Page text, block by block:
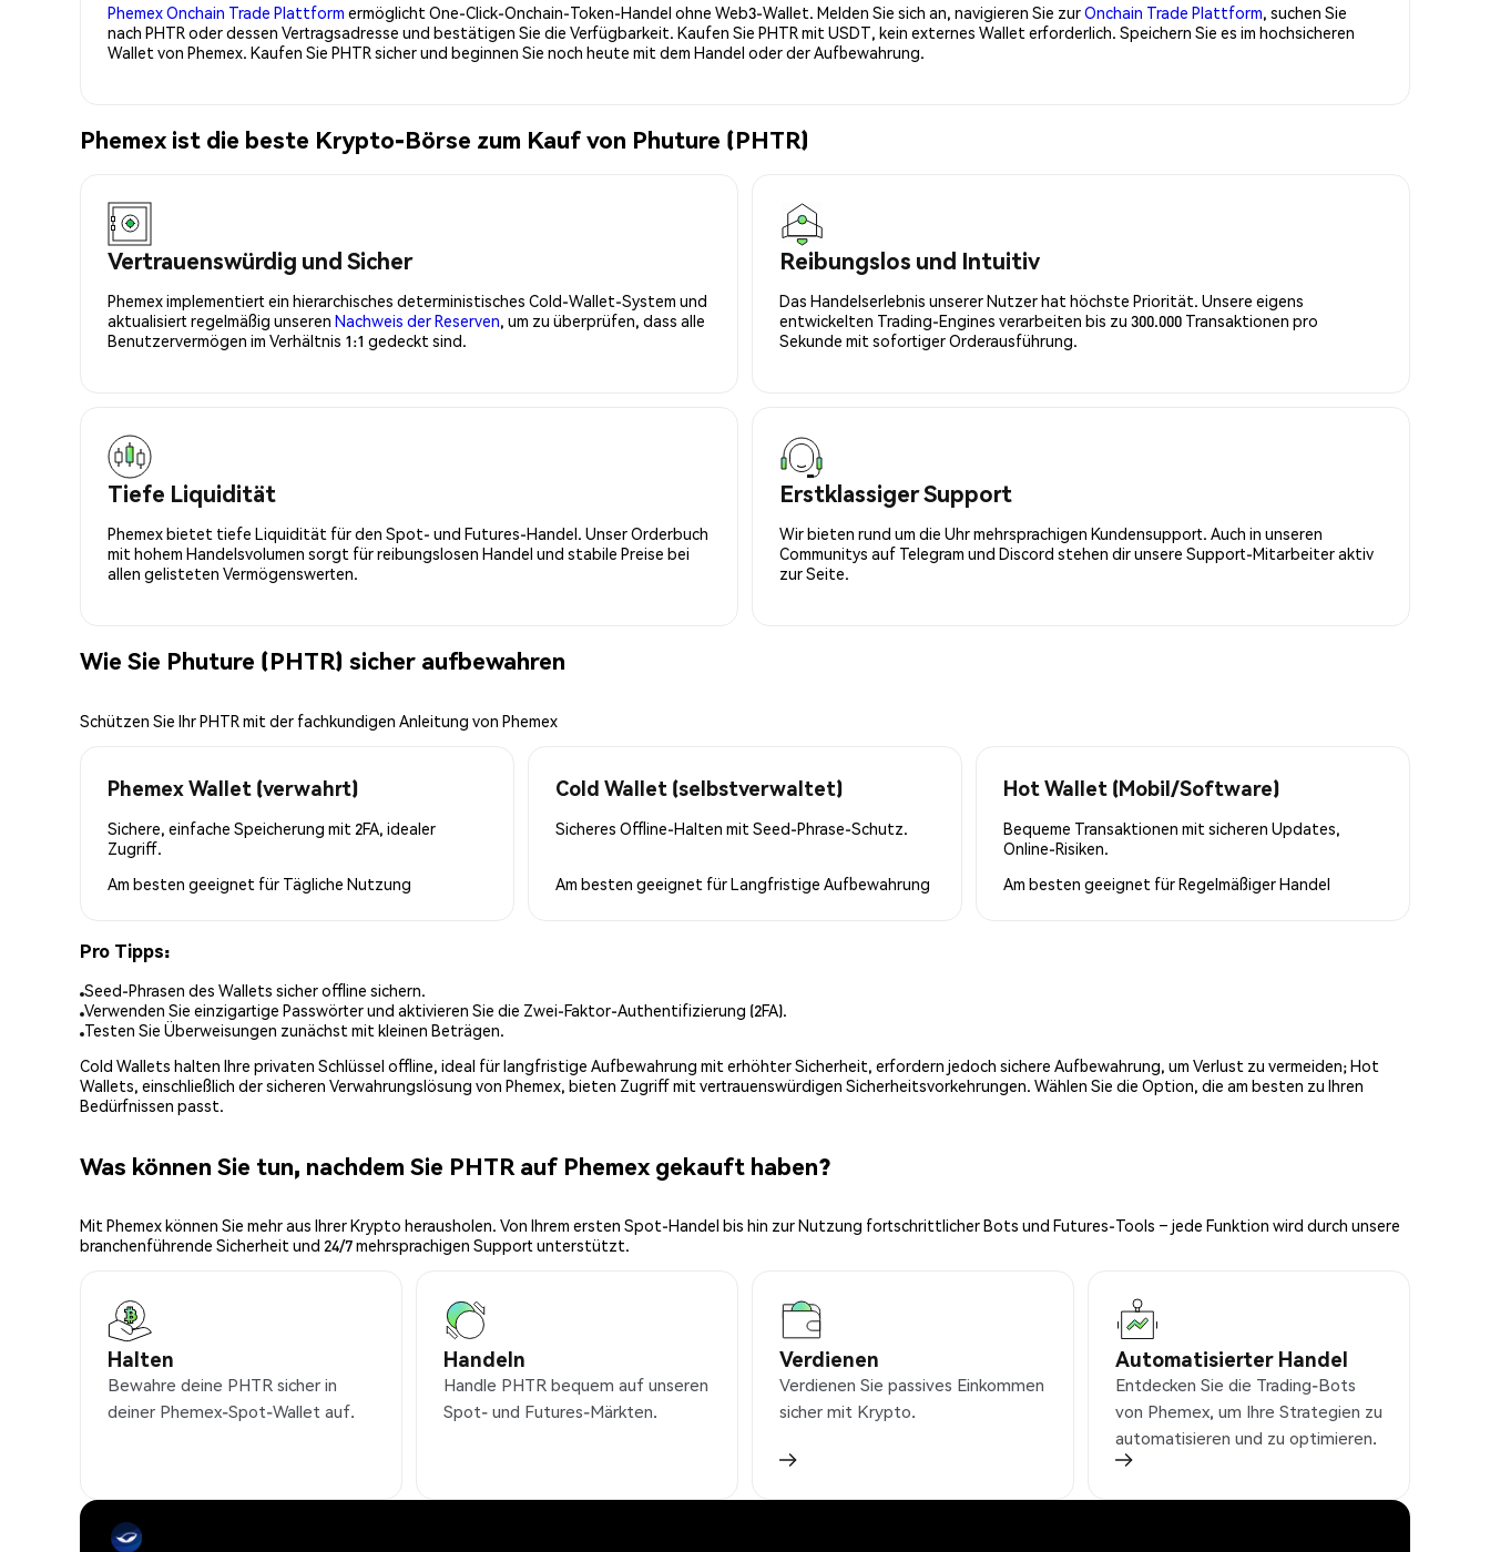
Phemex Onchain Trade Plattform ermöglicht One-Click-Onchain-Token-Handel ohne Web3-Wallet. Melden Sie sich an, navigieren Sie zurOnchain Trade Plattform, suchen Sie
nach PHTR oder dessen Vertragsadresse und bestätigen Sie die Verfügbarkeit. Kaufen Sie PHTR mit USDT, kein externes Wallet erforderlich. Speichern Sie es im hochsicheren
Wallet von Phemex. Kaufen Sie PHTR sicher und beginnen Sie noch heute mit dem Handel oder der Aufbewahrung.
Phemex ist die beste Krypto-Börse zum Kauf von Phuture (PHTR)
Vertrauenswürdig und Sicher
Phemex implementiert ein hierarchisches deterministisches Cold-Wallet-System und
aktualisiert regelmäßig unseren Nachweis der Reserven, um zu überprüfen, dass alle
Benutzervermögen im Verhältnis 1:1 gedeckt sind.
Reibungslos und Intuitiv
Das Handelserlebnis unserer Nutzer hat höchste Priorität. Unsere eigens
entwickelten Trading-Engines verarbeiten bis zu 300.000 Transaktionen pro
Sekunde mit sofortiger Orderausführung.
Tiefe Liquidität
Phemex bietet tiefe Liquidität für den Spot- und Futures-Handel. Unser Orderbuch
mit hohem Handelsvolumen sorgt für reibungslosen Handel und stabile Preise bei
allen gelisteten Vermögenswerten.
Erstklassiger Support
Wir bieten rund um die Uhr mehrsprachigen Kundensupport. Auch in unseren
Communitys auf Telegram und Discord stehen dir unsere Support-Mitarbeiter aktiv
zur Seite.
Wie Sie Phuture (PHTR) sicher aufbewahren
Schützen Sie Ihr PHTR mit der fachkundigen Anleitung von Phemex
Phemex Wallet (verwahrt)
Sichere, einfache Speicherung mit 2FA, idealer
Zugriff.
Am besten geeignet für Tägliche Nutzung
Cold Wallet (selbstverwaltet)
Sicheres Offline-Halten mit Seed-Phrase-Schutz.
Am besten geeignet fürLangfristige Aufbewahrung
Hot Wallet (Mobil/Software)
Bequeme Transaktionen mit sicheren Updates,
Online-Risiken.
Am besten geeignet fürRegelmäßiger Handel
Pro Tipps:
Seed-Phrasen des Wallets sicher offline sichern.
Verwenden Sie einzigartige Passwörter und aktivieren Sie die Zwei-Faktor-Authentifizierung (2FA).
Testen Sie Überweisungen zunächst mit kleinen Beträgen.
Cold Wallets halten Ihre privaten Schlüssel offline, ideal für langfristige Aufbewahrung mit erhöhter Sicherheit, erfordern jedoch sichere Aufbewahrung, um Verlust zu vermeiden; Hot
Wallets, einschließlich der sicheren Verwahrungslösung von Phemex, bieten Zugriff mit vertrauenswürdigen Sicherheitsvorkehrungen. Wählen Sie die Option, die am besten zu Ihren
Bedürfnissen passt.
Was können Sie tun, nachdem Sie PHTR auf Phemex gekauft haben?
Mit Phemex können Sie mehr aus Ihrer Krypto herausholen. Von Ihrem ersten Spot-Handel bis hin zur Nutzung fortschrittlicher Bots und Futures-Tools – jede Funktion wird durch unsere
branchenführende Sicherheit und 24/7 mehrsprachigen Support unterstützt.
Halten
Bewahre deine PHTR sicher in
deiner Phemex-Spot-Wallet auf.
Handeln
Handle PHTR bequem auf unseren
Spot- und Futures-Märkten.
Verdienen
Verdienen Sie passives Einkommen
sicher mit Krypto.
Automatisierter Handel
Entdecken Sie die Trading-Bots
von Phemex, um Ihre Strategien zu
automatisieren und zu optimieren.